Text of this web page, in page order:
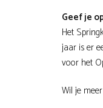
Geef je
Het
jaar is er
voor het
Wil je